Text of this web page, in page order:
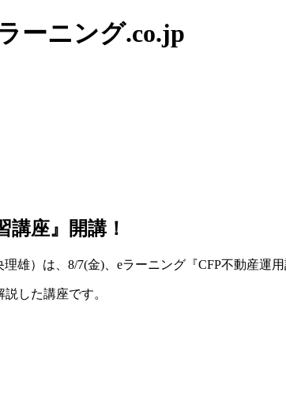
ーニング.co.jp
講座』開講！
雄）は、8/7(金)、eラーニング『CFP不動産運
した講座です。